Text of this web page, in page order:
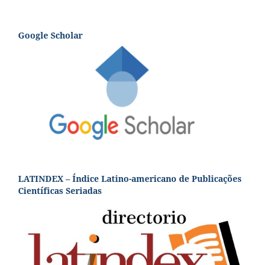
Google Scholar
LATINDEX – Índice Latino-americano de Publicações
Científicas Seriadas